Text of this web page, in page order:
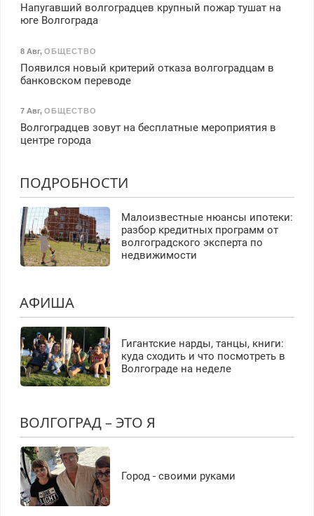
Напугавший волгоградцев крупный пожар тушат на
юге Волгограда
8 Авг, ОБЩЕСТВО
Появился новый критерий отказа волгоградцам в
банковском переводе
7 Авг, ОБЩЕСТВО
Волгоградцев зовут на бесплатные мероприятия в
центре города
ПОДРОБНОСТИ
Малоизвестные нюансы ипотеки:
разбор кредитных программ от
волгоградского эксперта по
недвижимости
АФИША
Гигантские нарды, танцы, книги:
куда сходить и что посмотреть в
Волгограде на неделе
ВОЛГОГРАД – ЭТО Я
Город - своими руками